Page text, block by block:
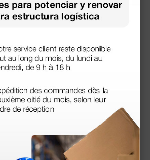
5 estrellas.
todos >
que un poco caro los portes y el
El producto, bastante mas barato que en